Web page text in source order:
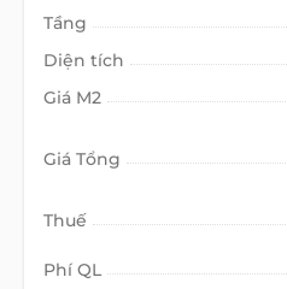
Tầng
Diện tích
Giá M2
Giá Tổng
Thuế
Phí QL